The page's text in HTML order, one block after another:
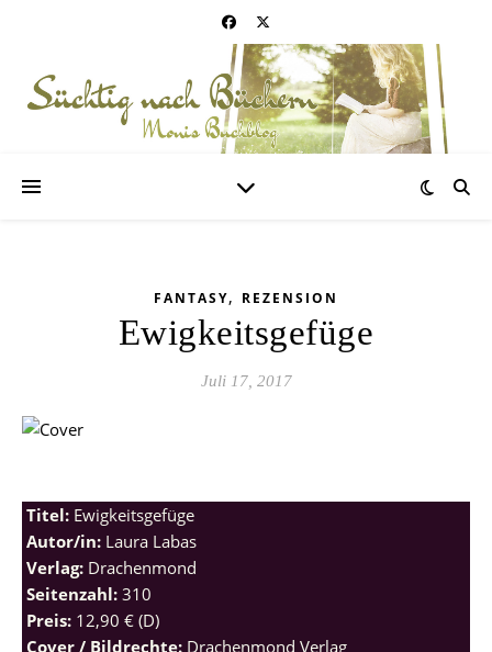
FANTASY, REZENSION
Ewigkeitsgefüge
Juli 17, 2017
Titel: Ewigkeitsgefüge
Autor/in: Laura Labas
Verlag: Drachenmond
Seitenzahl: 310
Preis: 12,90 € (D)
Cover / Bildrechte: Drachenmond Verlag